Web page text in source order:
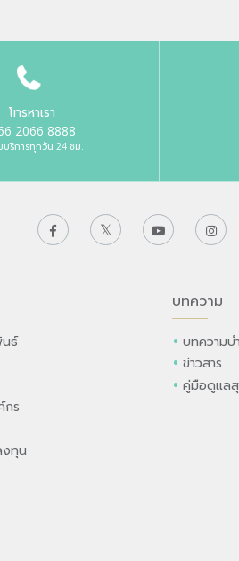
โทรหาเรา
2066 8888
บริการทุกวัน 24 ชม.
ธ์
กร
งทุน
บทความ
บทความบ
ข่าวสาร
คู่มือดูแล